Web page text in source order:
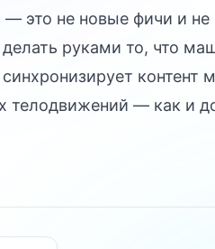
— это не новые фичи и
руками то, что
телодвижений — как и